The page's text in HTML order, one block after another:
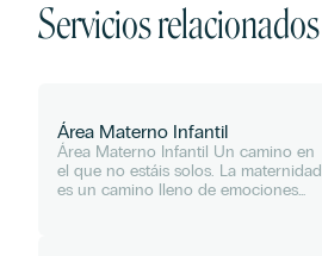
Servicios relacionados
Área Materno Infantil
Área Materno Infantil Un camino en
el que no estáis solos. La maternidad
es un camino lleno de emociones